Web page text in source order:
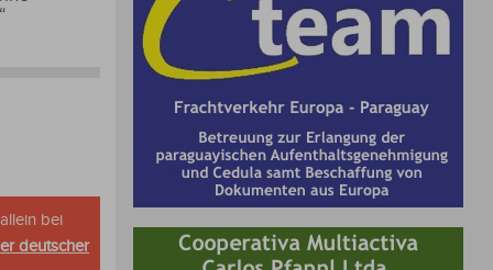
bei
deutscher